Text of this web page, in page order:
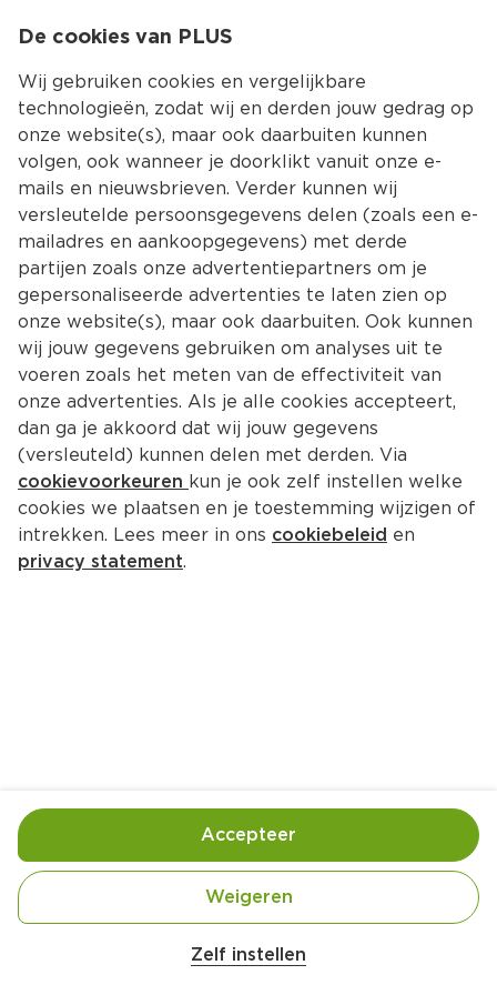
Kies jouw
Terug Producten
XXL Fit Yoghurt Granola Mango
Per Kuipje 200 g  (per kilo €9.95)
Handige informatie over dit product
Belangrijke veiligheidswaarschuwing
De cookies van PLUS
Wij gebruiken cookies en vergelijkbare
technologieën, zodat wij en derden jouw gedrag op
onze website(s), maar ook daarbuiten kunnen
volgen, ook wanneer je doorklikt vanuit onze e-
mails en nieuwsbrieven. Verder kunnen wij
versleutelde persoonsgegevens delen (zoals een e-
mailadres en aankoopgegevens) met derde
partijen zoals onze advertentiepartners om je
gepersonaliseerde advertenties te laten zien op
onze website(s), maar ook daarbuiten. Ook kunnen
wij jouw gegevens gebruiken om analyses uit te
voeren zoals het meten van de effectiviteit van
onze advertenties. Als je alle cookies accepteert,
dan ga je akkoord dat wij jouw gegevens
(versleuteld) kunnen delen met derden. Via
cookievoorkeuren kun je ook zelf instellen welke
cookies we plaatsen en je toestemming wijzigen of
intrekken. Lees meer in ons cookiebeleid en
privacy statement.
Zelf instellen
Weigeren
Accepteer